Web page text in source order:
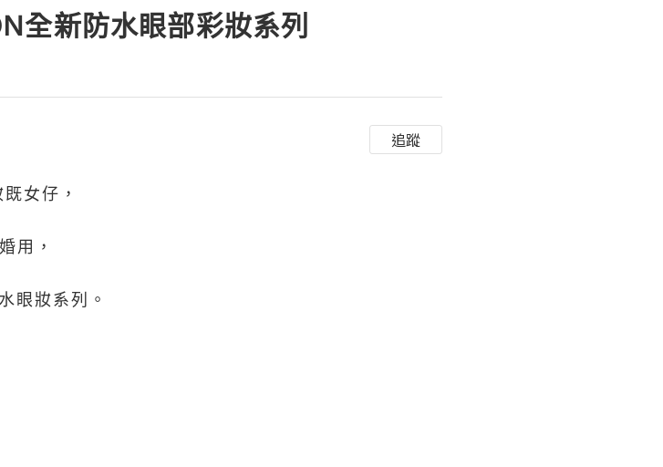
全新防水眼部彩妝系列
追蹤
女仔，
用，
眼妝系列。